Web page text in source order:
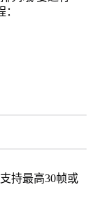
持最高30帧或